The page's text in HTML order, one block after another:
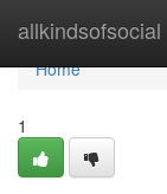
allkindsofsocial
Home
Home
1